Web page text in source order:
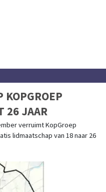
KOPGROEP
26 JAAR
verruimt KopGroep
lidmaatschap van 18 naar 26